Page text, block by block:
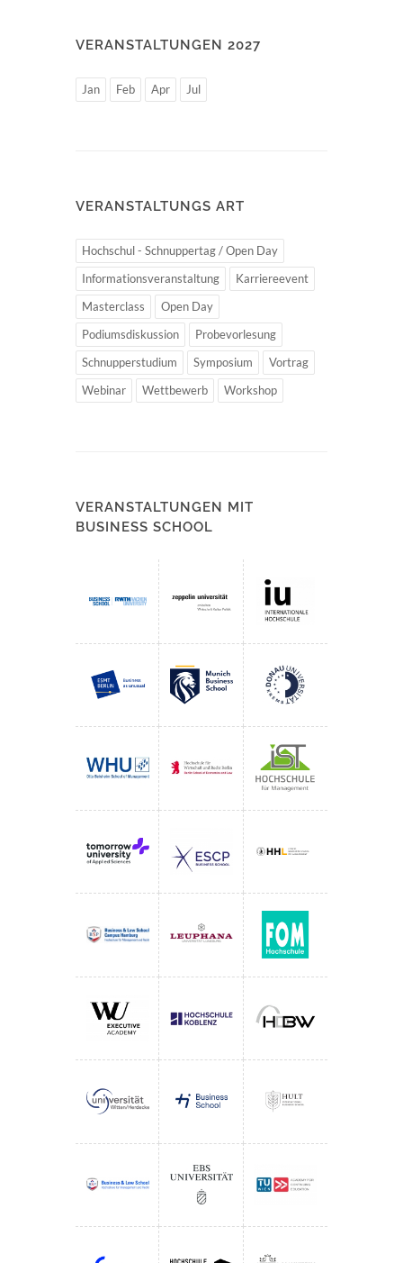
VERANSTALTUNGEN 2027
Jan Feb Apr Jul
VERANSTALTUNGS ART
Hochschul - Schnuppertag / Open Day
Informationsveranstaltung
Karriereevent
Masterclass
Open Day
Podiumsdiskussion
Probevorlesung
Schnupperstudium
Symposium
Vortrag
Webinar
Wettbewerb Workshop
VERANSTALTUNGEN MIT
BUSINESS SCHOOL